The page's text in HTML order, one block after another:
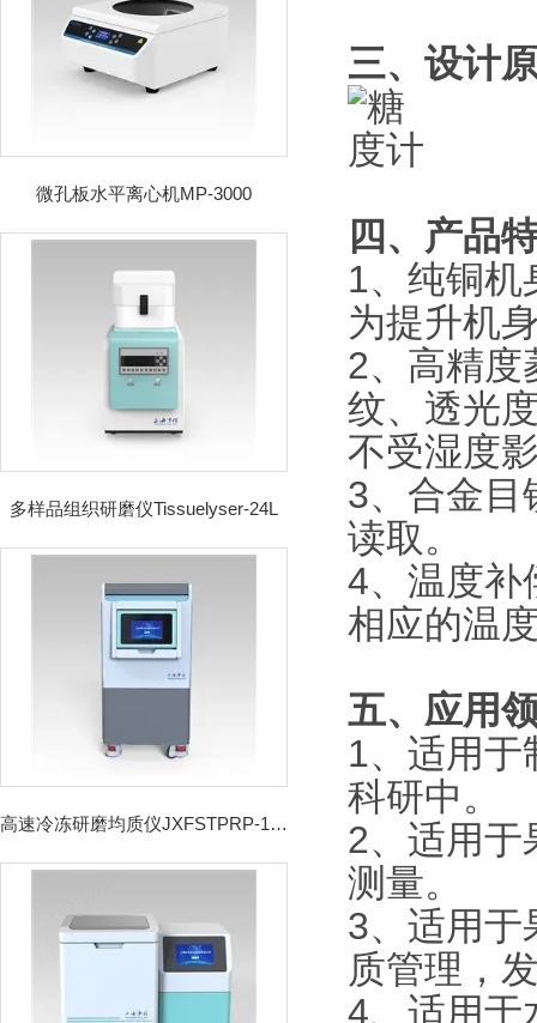
微孔板水平离心机MP-3000
多样品组织研磨仪Tissuelyser-24L
高速冷冻研磨均质仪JXFSTPRP-192CL
三、设计
四、产品
1、纯铜机
为提升机
2、高精度
纹、透光
不受湿度
3、合金目
读取。
4、温度补
相应的温
五、应用
1、适用于
科研中。
2、适用于
测量。
3、适用于
质管理，
4、适用于